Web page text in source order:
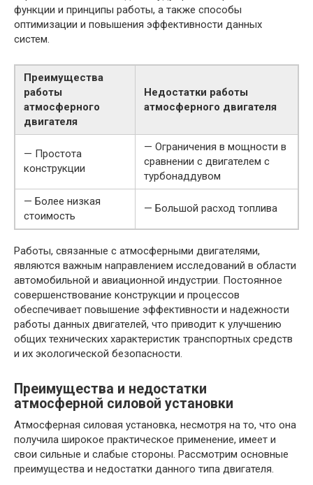
функции и принципы работы, а также способы
оптимизации и повышения эффективности данных
систем.
Преимущества
работы
атмосферного
двигателя
Недостатки работы
атмосферного двигателя
— Простота
конструкции
— Ограничения в мощности в
сравнении с двигателем с
турбонаддувом
— Более низкая
стоимость
— Большой расход топлива
Работы, связанные с атмосферными двигателями,
являются важным направлением исследований в области
автомобильной и авиационной индустрии. Постоянное
совершенствование конструкции и процессов
обеспечивает повышение эффективности и надежности
работы данных двигателей, что приводит к улучшению
общих технических характеристик транспортных средств
и их экологической безопасности.
Преимущества и недостатки
атмосферной силовой установки
Атмосферная силовая установка, несмотря на то, что она
получила широкое практическое применение, имеет и
свои сильные и слабые стороны. Рассмотрим основные
преимущества и недостатки данного типа двигателя.